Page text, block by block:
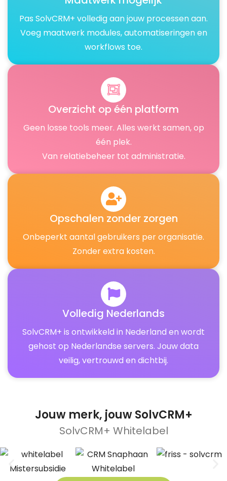
Pas SolvCRM+ volledig aan jouw processen aan.
Voeg maatwerk modules, automatiseringen en
workflows toe.
Overzicht op één platform
Geen losse tools meer. Alles werkt samen, op
één plek.
Van relatiebeheer tot administratie.
Opschalen zonder zorgen
Onbeperkt aantal gebruikers per organisatie.
Zonder extra kosten.
Volledig Nederlands
SolvCRM+ is ontwikkeld in Nederland en wordt
gehost op Nederlandse servers. Jouw data
veilig, vertrouwd en dichtbij.
Jouw merk, jouwSolvCRM+
SolvCRM+ Whitelabel